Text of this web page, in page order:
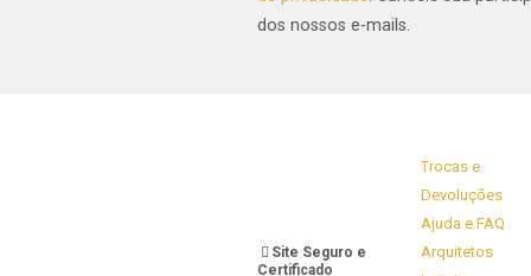
dos nossos e-mails.
Site Seguro e
Certificado
Trocas e
Devoluções
Ajuda e FAQ
Arquitetos